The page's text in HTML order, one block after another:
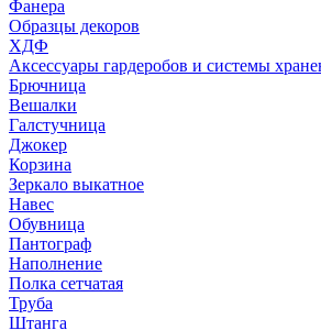
Фанера
Образцы декоров
ХДФ
Аксессуары гардеробов и системы
Брючница
Вешалки
Галстучница
Джокер
Корзина
Зеркало выкатное
Навес
Обувница
Пантограф
Наполнение
Полка сетчатая
Труба
Штанга